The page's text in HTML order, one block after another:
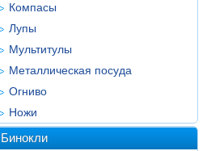
Компасы
Лупы
Мультитулы
Металлическая посуда
Огниво
Ножи
Бинокли